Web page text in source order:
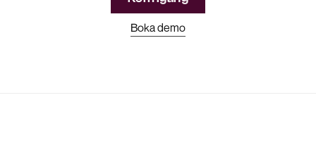
Boka demo